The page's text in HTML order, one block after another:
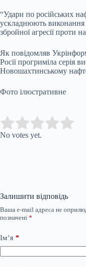
“Удари по російських
ускладнюють виконання
збройної агресії проти
Як повідомляв
Росії прогриміла серія
Новошахтинському
Фото ілюстративне
Rate this item:
No votes yet.
Залишити відповідь
Ваша e-mail адреса не
позначені *
Ім’я *